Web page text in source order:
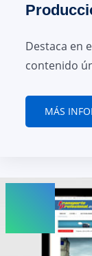
Destaca en
contenido
MÁS